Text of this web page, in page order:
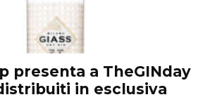
presenta a TheGINday
in esclusiva